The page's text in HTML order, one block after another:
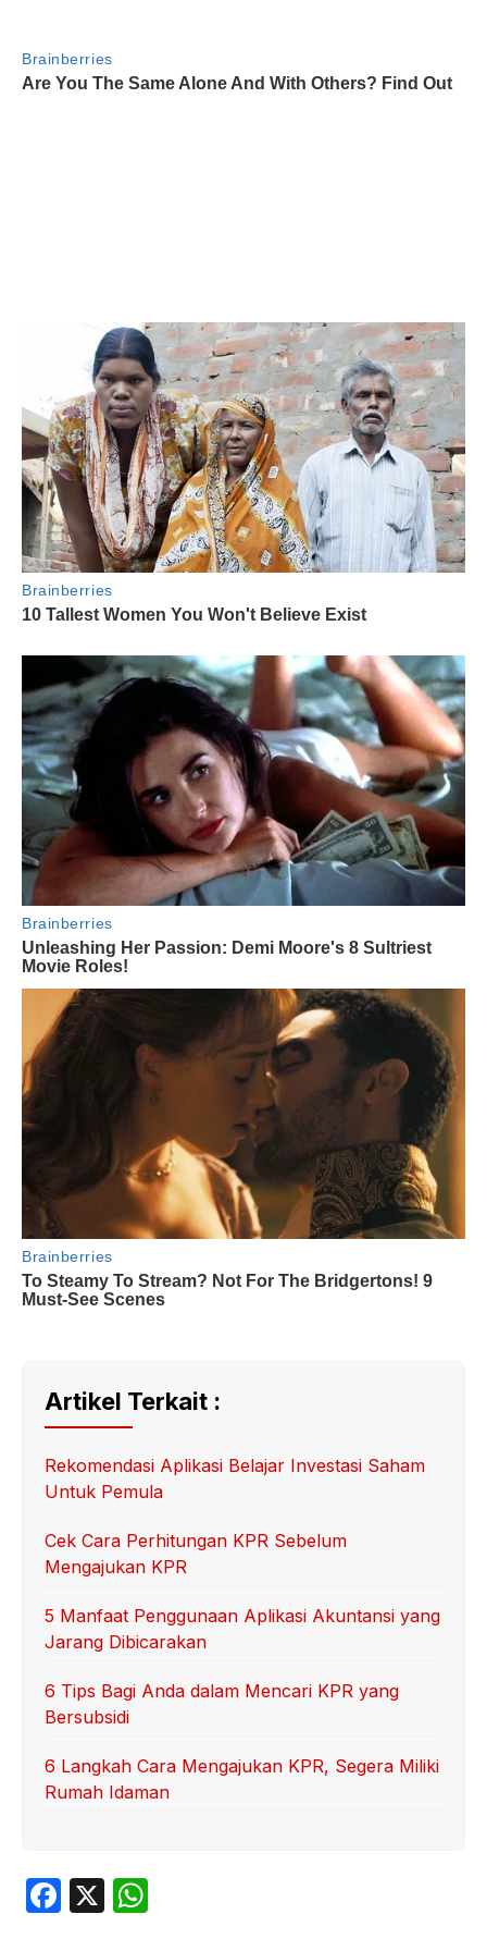
Artikel Terkait :
Rekomendasi Aplikasi Belajar Investasi Saham
Untuk Pemula
Cek Cara Perhitungan KPR Sebelum
Mengajukan KPR
5 Manfaat Penggunaan Aplikasi Akuntansi yang
Jarang Dibicarakan
6 Tips Bagi Anda dalam Mencari KPR yang
Bersubsidi
6 Langkah Cara Mengajukan KPR, Segera Miliki
Rumah Idaman
F
X